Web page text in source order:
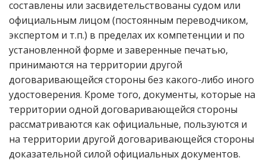
составлены или засвидетельствованы судом или
официальным лицом (постоянным переводчиком,
экспертом и т.п.) в пределах их компетенции и по
установленной форме и заверенные печатью,
принимаются на территории другой
договаривающейся стороны без какого-либо иного
удостоверения. Кроме того, документы, которые на
территории одной договаривающейся стороны
рассматриваются как официальные, пользуются и
на территории другой договаривающейся стороны
доказательной силой официальных документов.